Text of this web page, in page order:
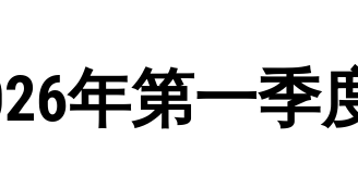
年第一季